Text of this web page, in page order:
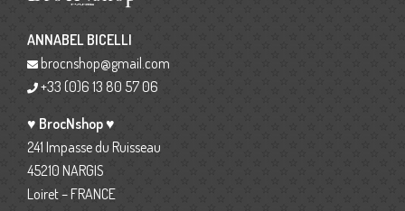
ANNABEL BICELLI
brocnshop@gmail.com
+33 (0)6 13 80 57 06
♥ BrocNshop ♥
241 Impasse du Ruisseau
45210 NARGIS
Loiret – FRANCE